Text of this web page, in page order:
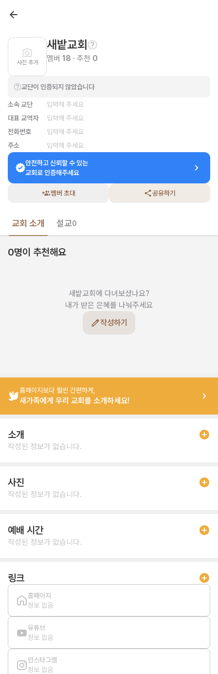
사진 추가
새밭교회
멤버 18 · 추천 0
교단이 인증되지 않았습니다
소속 교단
입력해 주세요
대표 교역자
입력해 주세요
전화번호
입력해 주세요
주소
입력해 주세요
안전하고 신뢰할 수 있는
교회로 인증해주세요
멤버 초대 공유하기
교회 소개 설교0
0명이 추천해요
새밭교회에 다녀보셨나요?
내가 받은 은혜를 나눠주세요
작성하기
홈페이지보다 훨씬 간편하게,
새가족에게 우리 교회를 소개하세요!
소개
작성된 정보가 없습니다.
사진
작성된 정보가 없습니다.
예배 시간
작성된 정보가 없습니다.
링크
홈페이지
정보 없음
유튜브
정보 없음
인스타그램
정보 없음